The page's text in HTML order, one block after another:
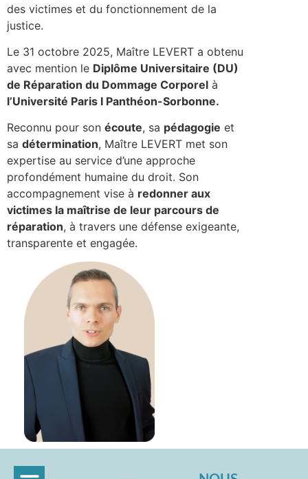
des victimes et du fonctionnement de la
justice.
Le 31 octobre 2025, Maître LEVERT a obtenu
avec mention le Diplôme Universitaire (DU)
de Réparation du Dommage Corporel à
l’Université Paris I Panthéon-Sorbonne.
Reconnu pour son écoute, sa pédagogie et
sa détermination, Maître LEVERT met son
expertise au service d’une approche
profondément humaine du droit. Son
accompagnement vise à redonner aux
victimes la maîtrise de leur parcours de
réparation, à travers une défense exigeante,
transparente et engagée.